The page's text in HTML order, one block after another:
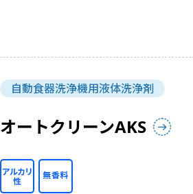
自動食器洗浄機用液体洗浄剤
オートクリーンAKS